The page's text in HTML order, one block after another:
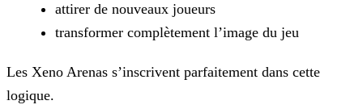
attirer de nouveaux joueurs
transformer complètement l’image du jeu
Les Xeno Arenas s’inscrivent parfaitement dans cette
logique.